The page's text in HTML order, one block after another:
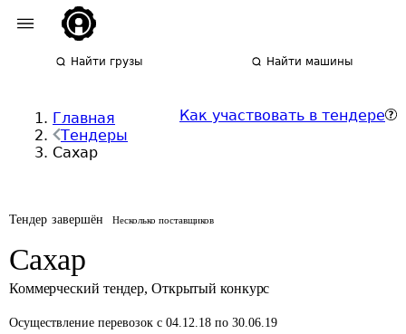
Найти грузы Найти машины
Главная
Тендеры
Сахар
Как участвовать в тендере
Тендер завершён Несколько поставщиков
Сахар
Коммерческий тендер, Открытый конкурс
Осуществление перевозок с 04.12.18 по 30.06.19